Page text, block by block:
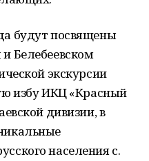
будут посвящены
Белебеевском
экскурсии
избу ИКЦ «Красный
дивизии, в
населения с.